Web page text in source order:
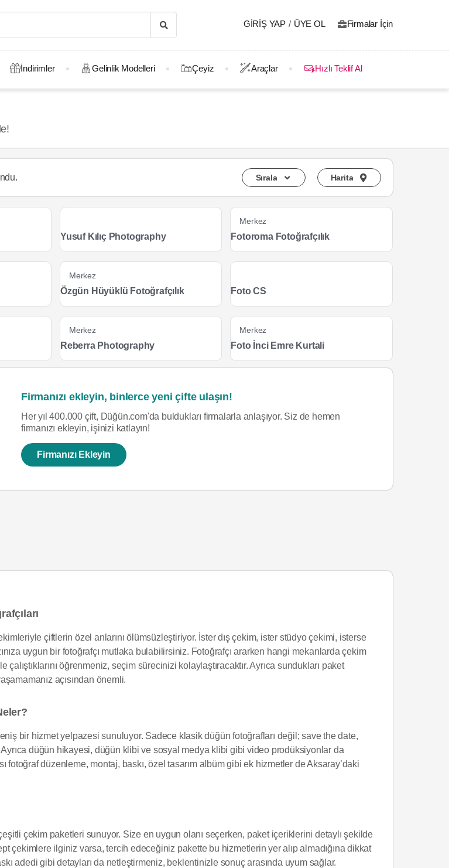
GIRIŞ YAP / ÜYE OL Firmalar İçin
İndirimler Gelinlik Modelleri Çeyiz Araçlar Hızlı Teklif Al
Sırala Harita
Yusuf Kılıç Photography
Merkez
Fotoroma Fotoğrafçılık
Merkez
Özgün Hüyüklü Fotoğrafçılık Foto CS
Merkez
Reberra Photography
Merkez
Foto İnci Emre Kurtali
Firmanızı ekleyin, binlerce yeni çifte ulaşın!
Her yıl 400.000 çift, Düğün.com'da buldukları firmalarla anlaşıyor. Siz de hemen
firmanızı ekleyin, işinizi katlayın!
Firmanızı Ekleyin
çiftlerin özel anlarını ölümsüzleştiriyor. İster dış çekim, ister stüdyo çekimi, isterse
uygun bir fotoğrafçı mutlaka bulabilirsiniz. Fotoğrafçı ararken hangi mekanlarda çekim
çalıştıklarını öğrenmeniz, seçim sürecinizi kolaylaştıracaktır. Ayrıca sundukları paket
açısından önemli.
bir hizmet yelpazesi sunuluyor. Sadece klasik düğün fotoğrafları değil; save the date,
düğün hikayesi, düğün klibi ve sosyal medya klibi gibi video prodüksiyonlar da
fotoğraf düzenleme, montaj, baskı, özel tasarım albüm gibi ek hizmetler de Aksaray’daki
çekim paketleri sunuyor. Size en uygun olanı seçerken, paket içeriklerini detaylı şekilde
çekimlere ilginiz varsa, tercih edeceğiniz pakette bu hizmetlerin yer alıp almadığına dikkat
adedi gibi detayları da netleştirmeniz, beklentinizle sonuç arasında uyum sağlar.